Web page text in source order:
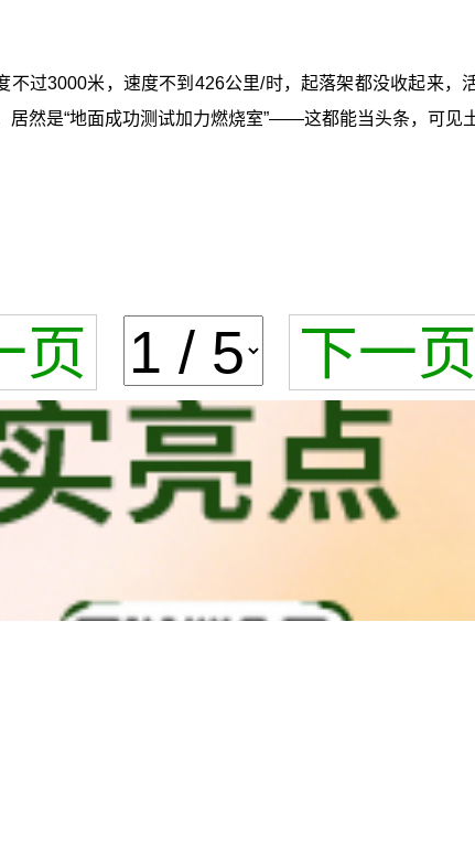
过3000米，速度不到426公里/时，起落架都没收起来，
然是“地面成功测试加力燃烧室”——这都能当头条，可见
页 下一页